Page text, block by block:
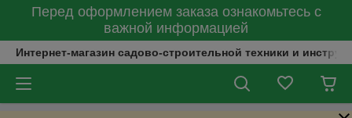
Перед оформлением заказа ознакомьтесь с
важной информацией
Интернет-магазин садово-строительной техники и